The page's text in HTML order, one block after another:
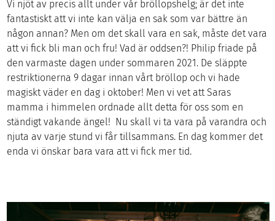
Vi njöt av precis allt under vår bröllopshelg; är det inte
fantastiskt att vi inte kan välja en sak som var bättre än
någon annan? Men om det skall vara en sak, måste det vara
att vi fick bli man och fru! Vad är oddsen?! Philip friade på
den varmaste dagen under sommaren 2021. De släppte
restriktionerna 9 dagar innan vårt bröllop och vi hade
magiskt väder en dag i oktober! Men vi vet att Saras
mamma i himmelen ordnade allt detta för oss som en
ständigt vakande ängel! Nu skall vi ta vara på varandra och
njuta av varje stund vi får tillsammans. En dag kommer det
enda vi önskar bara vara att vi fick mer tid.